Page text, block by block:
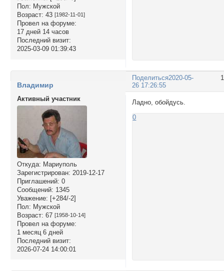
Пол: Мужской
Возраст: 43 [1982-11-01]
Провел на форуме:
17 дней 14 часов
Последний визит:
2025-03-09 01:39:43
Поделиться2020-05-
26 17:26:55
Владимир
Активный участник
Откуда: Мариуполь
Зарегистрирован: 2019-12-17
Приглашений: 0
Сообщений: 1345
Уважение: [+284/-2]
Пол: Мужской
Возраст: 67 [1958-10-14]
Провел на форуме:
1 месяц 6 дней
Последний визит:
2026-07-24 14:00:01
Ладно, обойдусь.
0